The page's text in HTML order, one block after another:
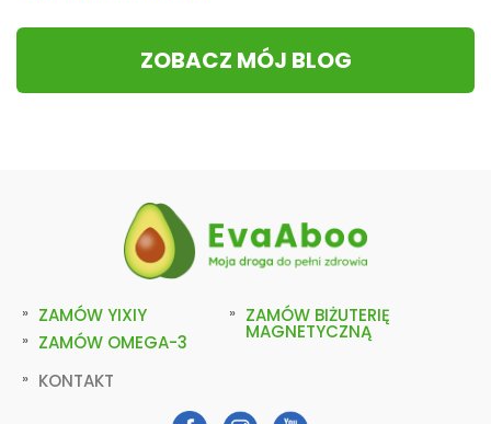
ZOBACZ MÓJ BLOG
ZAMÓW YIXIY
ZAMÓW OMEGA-3
ZAMÓW BIŻUTERIĘ
MAGNETYCZNĄ
KONTAKT